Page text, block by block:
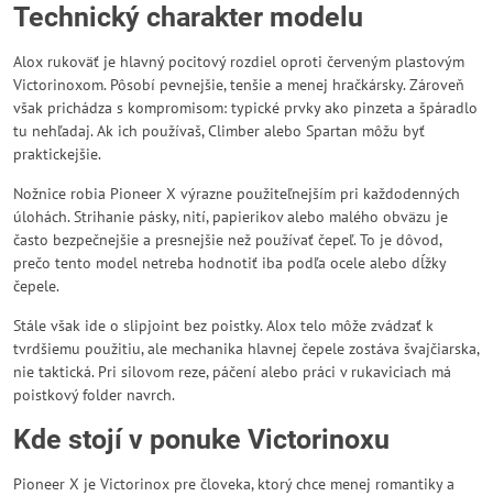
Technický charakter modelu
Alox rukoväť je hlavný pocitový rozdiel oproti červeným plastovým
Victorinoxom. Pôsobí pevnejšie, tenšie a menej hračkársky. Zároveň
však prichádza s kompromisom: typické prvky ako pinzeta a špáradlo
tu nehľadaj. Ak ich používaš, Climber alebo Spartan môžu byť
praktickejšie.
Nožnice robia Pioneer X výrazne použiteľnejším pri každodenných
úlohách. Strihanie pásky, nití, papierikov alebo malého obväzu je
často bezpečnejšie a presnejšie než používať čepeľ. To je dôvod,
prečo tento model netreba hodnotiť iba podľa ocele alebo dĺžky
čepele.
Stále však ide o slipjoint bez poistky. Alox telo môže zvádzať k
tvrdšiemu použitiu, ale mechanika hlavnej čepele zostáva švajčiarska,
nie taktická. Pri silovom reze, páčení alebo práci v rukaviciach má
poistkový folder navrch.
Kde stojí v ponuke Victorinoxu
Pioneer X je Victorinox pre človeka, ktorý chce menej romantiky a